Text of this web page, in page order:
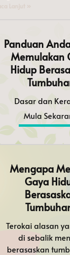
Panduan
Memulakan
Hidup
Dasar dan
Mula
Mengapa
Gaya
Terokai alasan
di sebalik
berasaskan